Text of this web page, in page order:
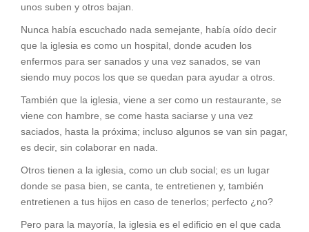
unos suben y otros bajan.
Nunca había escuchado nada semejante, había oído decir
que la iglesia es como un hospital, donde acuden los
enfermos para ser sanados y una vez sanados, se van
siendo muy pocos los que se quedan para ayudar a otros.
También que la iglesia, viene a ser como un restaurante, se
viene con hambre, se come hasta saciarse y una vez
saciados, hasta la próxima; incluso algunos se van sin pagar,
es decir, sin colaborar en nada.
Otros tienen a la iglesia, como un club social; es un lugar
donde se pasa bien, se canta, te entretienen y, también
entretienen a tus hijos en caso de tenerlos; perfecto ¿no?
Pero para la mayoría, la iglesia es el edificio en el que cada